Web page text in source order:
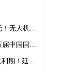
照如何考取？
览会的参展无人机
退休也不怕